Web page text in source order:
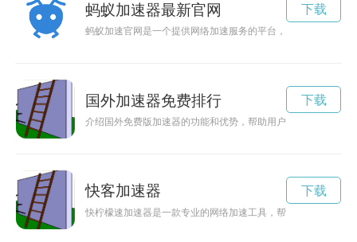
蚂蚁加速器最新官网
蚂蚁加速官网是一个提供网络加速服务的平台，为用户提供更
下载
国外加速器免费排行
介绍国外免费版加速器的功能和优势，帮助用户解决网络卡顿
下载
快客加速器
快柠檬速加速器是一款专业的网络加速工具，帮助用户快速稳
下载